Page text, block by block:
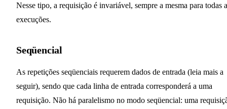
Nesse tipo, a requisição é invariável, sempre a mesma para todas
execuções.
Seqüencial
As repetições seqüenciais requerem dados de entrada (leia mais a
seguir), sendo que cada linha de entrada corresponderá a uma
requisição. Não há paralelismo no modo seqüencial: uma